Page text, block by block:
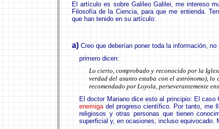
El artículo es sobre Galileo Galilei, me intereso
Filosofía de la Ciencia, para que me entienda.
que han tenido en su artículo:
a) Creo que deberían poner toda la información,
primero dicen:
Lo cierto, comprobado y reconocido por la
verdad del asunto estaba con el astrónomo),
recomendado por Loyola, perseverantemente
El doctor Mariano dice esto al principio: El caso
enemiga del progreso científico. Por tanto, me
religiosos y otras personas que tienen
superficial y, en ocasiones, incluso equivocado.